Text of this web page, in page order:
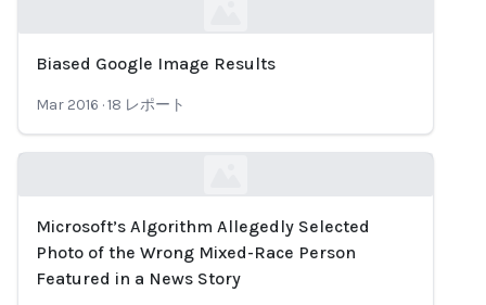
Biased Google Image Results
Mar 2016 ·18 レポート
Loading...
Microsoft’s Algorithm Allegedly Selected
Photo of the Wrong Mixed-Race Person
Featured in a News Story